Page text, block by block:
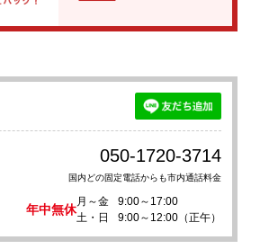
050-1720-3714
国内どの固定電話からも市内通話料金
年中無休
月～金
9:00～17:00
土・日
9:00～12:00（正午）